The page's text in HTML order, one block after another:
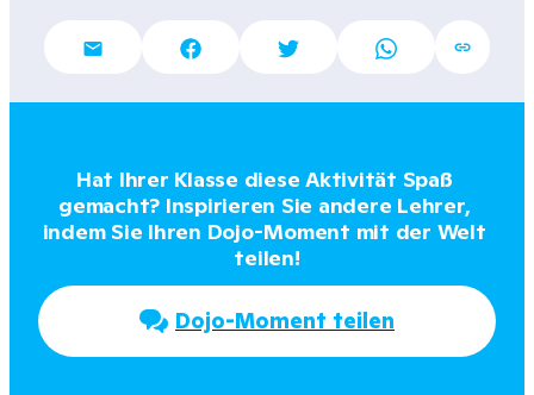
Hat Ihrer Klasse diese Aktivität Spaß
gemacht? Inspirieren Sie andere Lehrer,
indem Sie Ihren Dojo-Moment mit der Welt
teilen!
Dojo-Moment teilen